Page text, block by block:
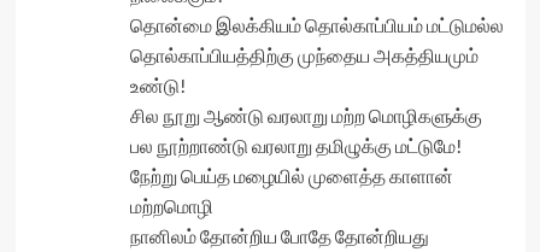
தொன்மை இலக்கியம் தொல்காப்பியம் மட்டுமல்ல
தொல்காப்பியத்திற்கு முந்தைய அகத்தியமும்
உண்டு!
சில நூறு ஆண்டு வரலாறு மற்ற மொழிகளுக்கு
பல நூற்றாண்டு வரலாறு தமிழுக்கு மட்டுமே!
நேற்று பெய்த மழையில் முளைத்த காளான்
மற்றமொழி
நானிலம் தோன்றிய போதே தோன்றியது